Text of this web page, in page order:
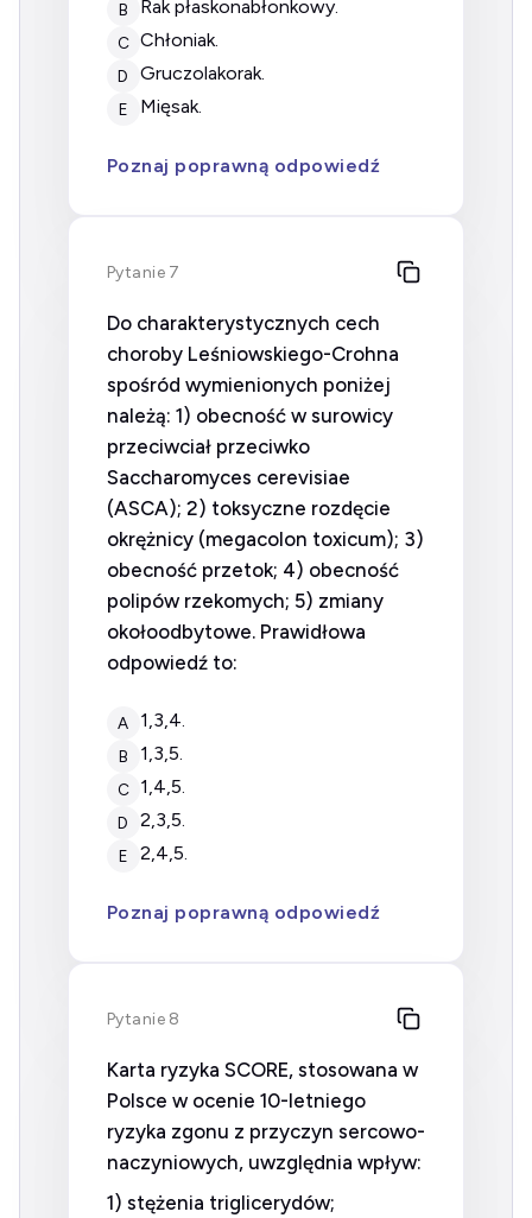
B rak płaskonabłonkowy.
C chłoniak.
D gruczolakorak.
E mięsak.
Poznaj poprawną odpowiedź
Pytanie 7
Do charakterystycznych cech
choroby Leśniowskiego-Crohna
spośród wymienionych poniżej
należą: 1) obecność w surowicy
przeciwciał przeciwko
Saccharomyces cerevisiae
(ASCA); 2) toksyczne rozdęcie
okrężnicy (megacolon toxicum); 3)
obecność przetok; 4) obecność
polipów rzekomych; 5) zmiany
okołoodbytowe. Prawidłowa
odpowiedź to:
A 1,3,4.
B 1,3,5.
C 1,4,5.
D 2,3,5.
E 2,4,5.
Poznaj poprawną odpowiedź
Pytanie 8
Karta ryzyka SCORE, stosowana w
Polsce w ocenie 10-letniego
ryzyka zgonu z przyczyn sercowo-
naczyniowych, uwzględnia wpływ:
1) stężenia triglicerydów;